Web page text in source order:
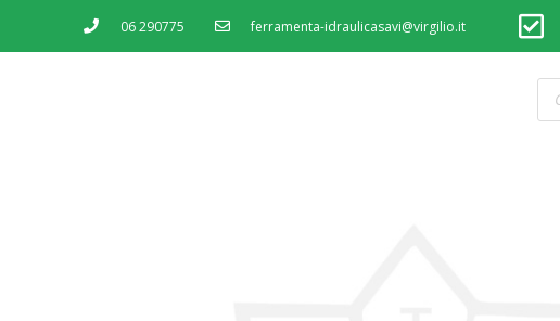
06 290775 ferramenta-idraulicasavi@virgilio.it